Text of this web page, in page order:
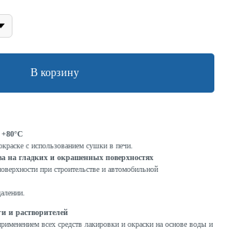
В корзину
с использованием сушки в печи.
на гладких и окрашенных поверхностях
при строительстве и автомобильной
и растворителей
всех средств лакировки и окраски на основе воды и